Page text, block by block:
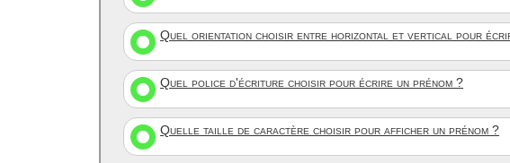
Quel orientation choisir entre horizontal et vertical pour
Quel police d'écriture choisir pour écrire un prénom ?
Quelle taille de caractère choisir pour afficher un prénom ?